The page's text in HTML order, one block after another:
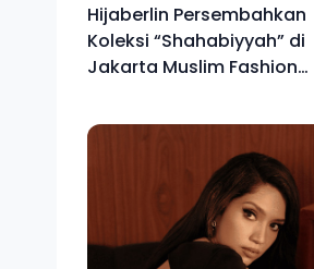
Hijaberlin Persembahkan
Koleksi “Shahabiyyah” di
Jakarta Muslim Fashion